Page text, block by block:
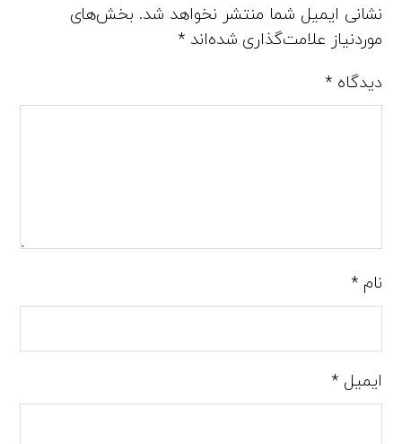
نشانی ایمیل شما منتشر نخواهد شد. بخش‌های
موردنیاز علامت‌گذاری شده‌اند*
دیدگاه*
نام*
ایمیل*